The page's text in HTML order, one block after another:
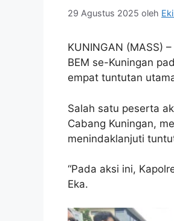
29 Agustus 2025 oleh
KUNINGAN (MASS)
BEM se-Kuningan
empat tuntutan
Salah satu peserta
Cabang Kuningan,
menindaklanjuti
“Pada aksi ini,
Eka.